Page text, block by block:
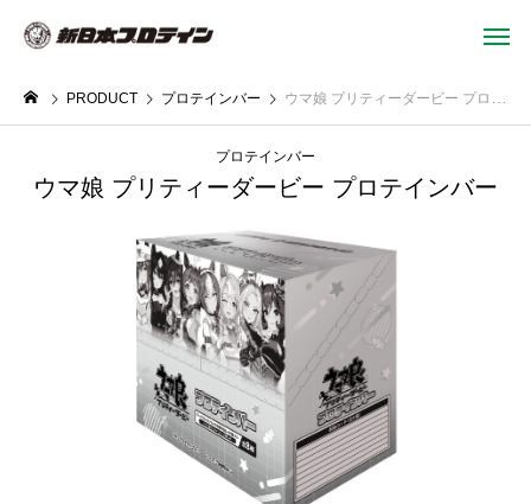
PRODUCT プロテインバー ウマ娘 プリティーダービー プロテインバー
プロテインバー
ウマ娘 プリティーダービー プロテインバー